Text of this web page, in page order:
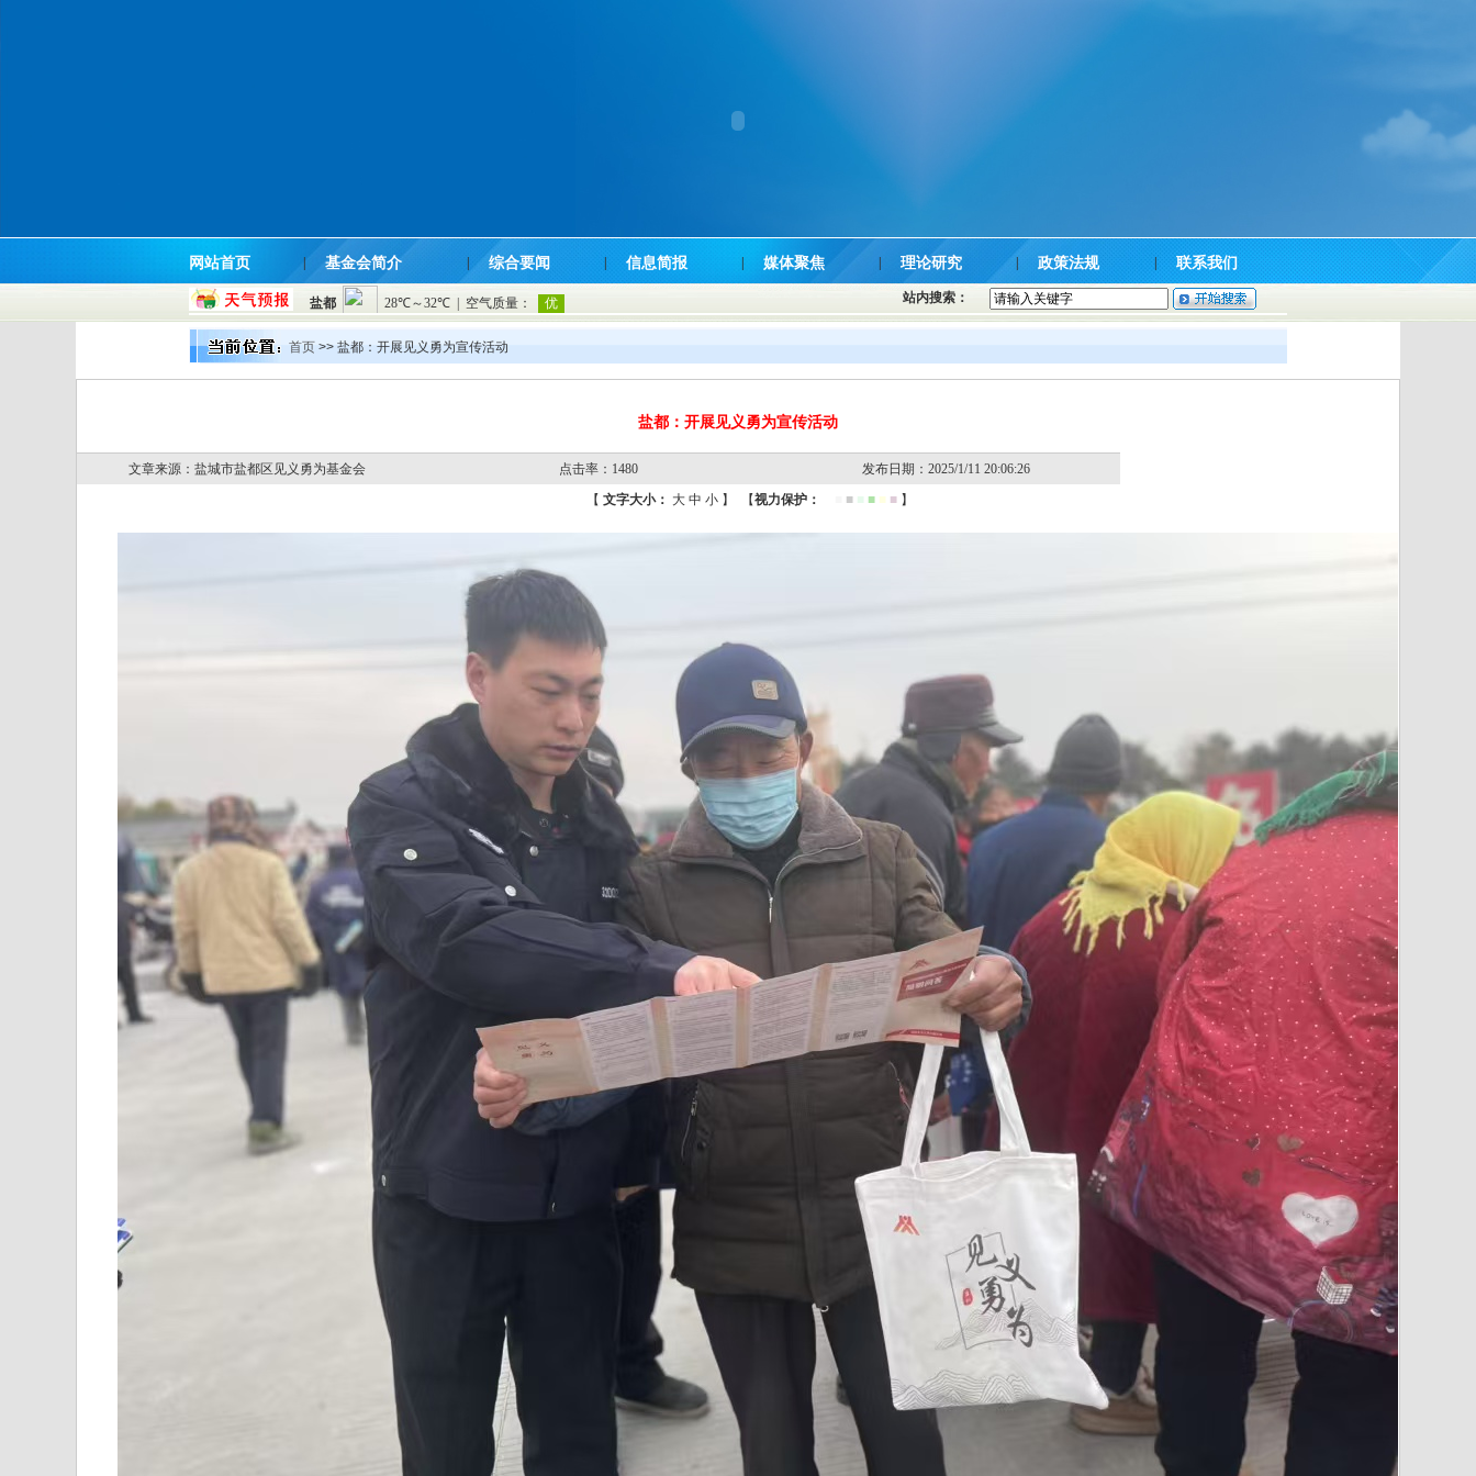
网站首页 基金会简介 综合要闻 信息简报 媒体聚焦 理论研究 政策法规 联系我们
站内搜索：
首页 >> 盐都：开展见义勇为宣传活动
盐都：开展见义勇为宣传活动
文章来源：盐城市盐都区见义勇为基金会 点击率：1480
发布日期：2025/1/11 20:06:26
【 文字大小： 大 中 小 】 【视力保护： ■ ■ ■ ■ ■ 】